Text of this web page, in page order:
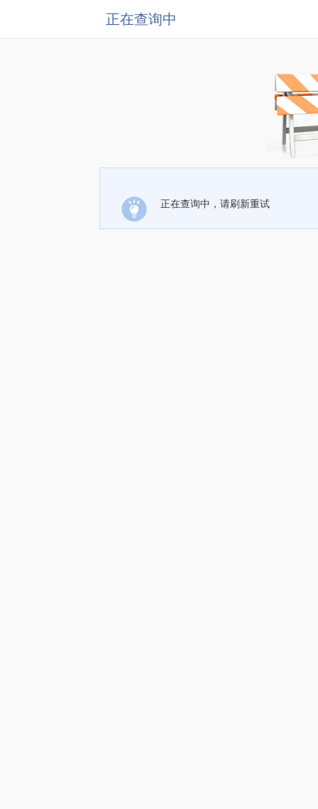
正在查询中
正在查询中，请刷新重试